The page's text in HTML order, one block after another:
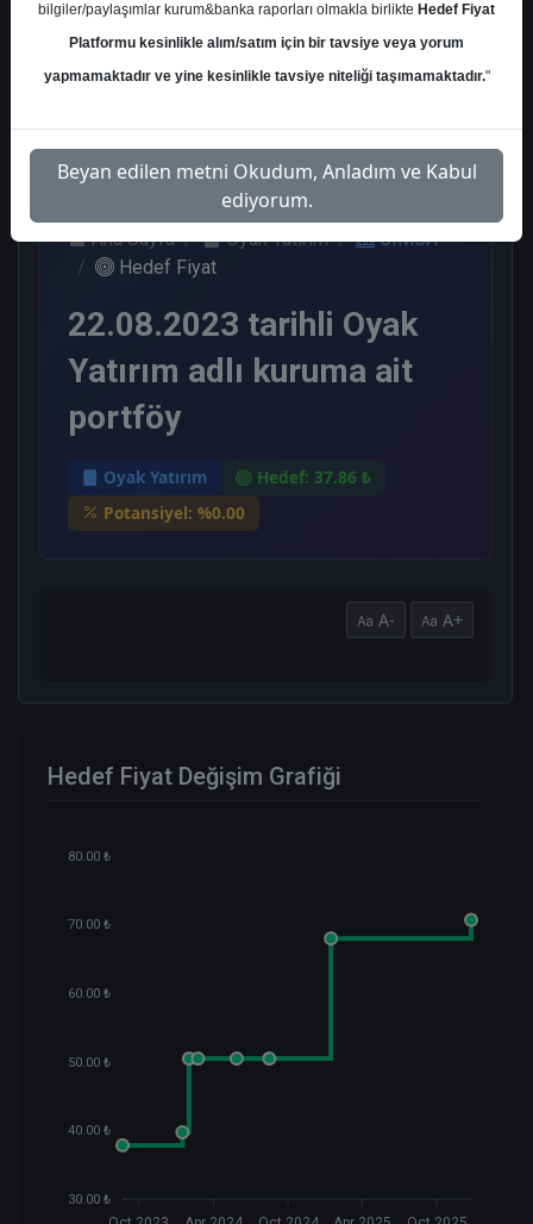
11
Get.
1
Get.
3
Ana Sayfa Oyak Yatırım
CIMSA
Hedef Fiyat
22.08.2023 tarihli Oyak
Yatırım adlı kuruma ait
portföy
Oyak Yatırım
Hedef: 37.86 ₺
Potansiyel: %0.00
A- A+
Hedef Fiyat Değişim Grafiği
80.00 ₺
70.00 ₺
60.00 ₺
50.00 ₺
40.00 ₺
30.00 ₺
bilgiler/paylaşımlar kurum&banka raporları olmakla birlikte Hedef Fiyat
Platformu kesinlikle alım/satım için bir tavsiye veya yorum
yapmamaktadır ve yine kesinlikle tavsiye niteliği taşımamaktadır."
Beyan edilen metni Okudum, Anladım ve Kabul
ediyorum.